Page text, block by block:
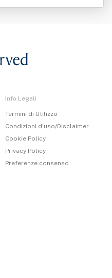
Info Legali
Termini di Utilizzo
Condizioni d'uso/Disclaimer
Cookie Policy
Privacy Policy
Preferenze consenso